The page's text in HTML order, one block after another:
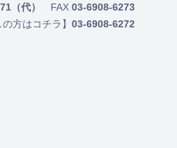
（代） FAX 03-6908-6273
方はコチラ】 03-6908-6272